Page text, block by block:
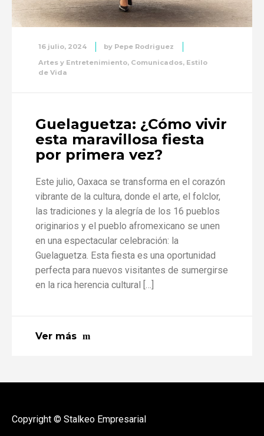
16 julio, 2024 by Pepe Rodriguez
Artes y Entretenimiento, Comunicados, Estilo
de Vida
Guelaguetza: ¿Cómo vivir
esta maravillosa fiesta
por primera vez?
Este julio, Oaxaca se transforma en el corazón
vibrante de la cultura, donde el arte, el folclor,
las tradiciones y la alegría de los 16 pueblos
originarios y el pueblo afromexicano se unen
en una espectacular celebración: la
Guelaguetza. Esta fiesta es una oportunidad
perfecta para nuevos visitantes de sumergirse
en la rica herencia cultural […]
Ver más
Copyright © Stalkeo Empresarial